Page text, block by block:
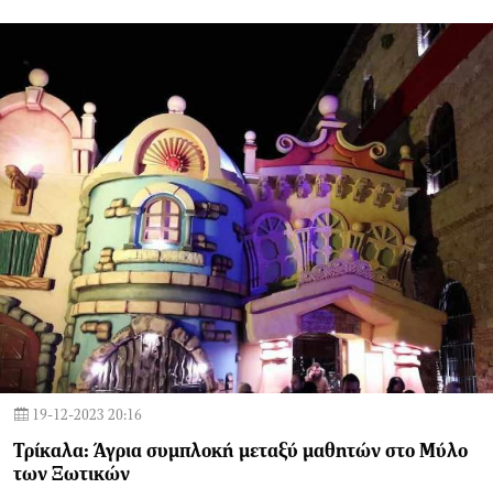
19-12-2023 20:16
Τρίκαλα: Άγρια συμπλοκή μεταξύ μαθητών στο Μύλο
των Ξωτικών